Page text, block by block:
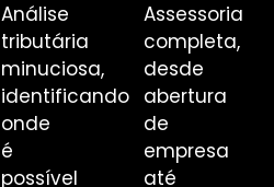
Análise
tributária
minuciosa,
identificando
onde
é
possível
Assessoria
completa,
desde
abertura
de
empresa
até